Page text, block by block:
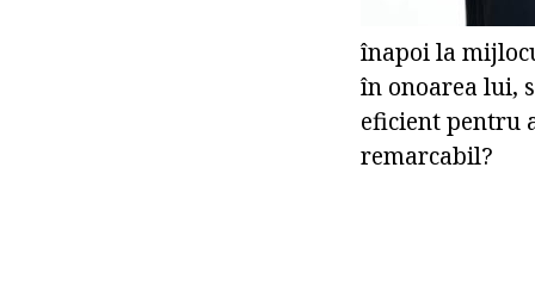
înapoi la
în onoarea lui,
eficient pentru
remarcabil?